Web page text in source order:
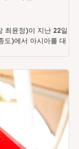
최윤정)이 지난 22일
도)에서 아시아를 대